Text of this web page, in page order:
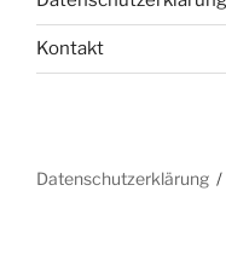
Kontakt
Datenschutzerklärung